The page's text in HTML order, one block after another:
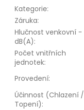
Kategorie:
Záruka:
Hlučnost venkovní -
dB(A):
Počet vnitřních
jednotek:
Provedení:
Účinnost (Chlazení /
Topení):